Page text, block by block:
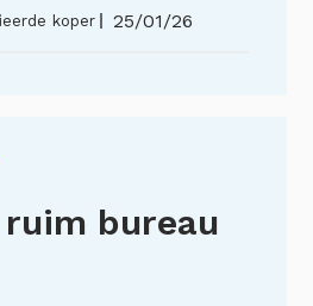
koper Publicatiedatum
25/01/26
bureau